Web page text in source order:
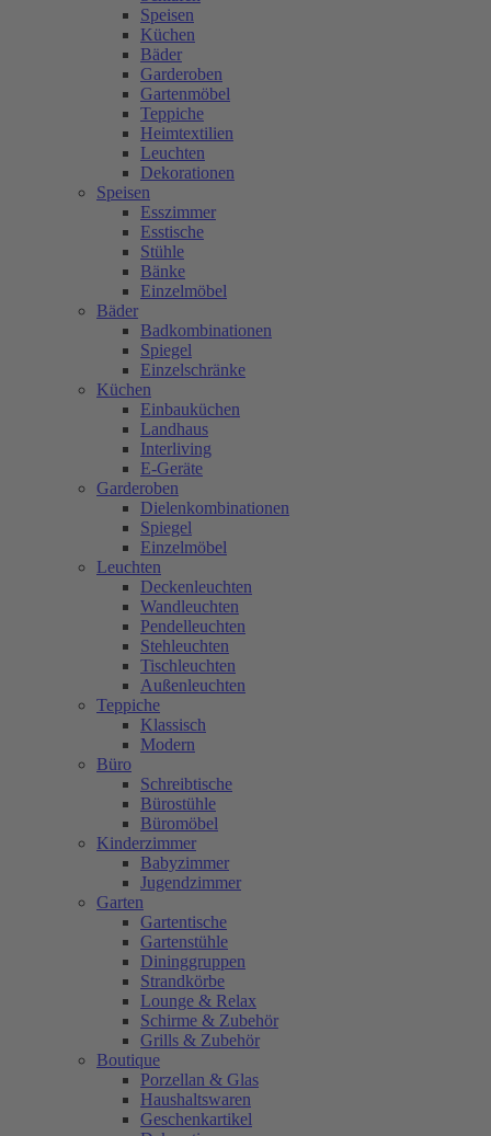
Speisen
Küchen
Bäder
Garderoben
Gartenmöbel
Teppiche
Heimtextilien
Leuchten
Dekorationen
Speisen
Esszimmer
Esstische
Stühle
Bänke
Einzelmöbel
Bäder
Badkombinationen
Spiegel
Einzelschränke
Küchen
Einbauküchen
Landhaus
Interliving
E-Geräte
Garderoben
Dielenkombinationen
Spiegel
Einzelmöbel
Leuchten
Deckenleuchten
Wandleuchten
Pendelleuchten
Stehleuchten
Tischleuchten
Außenleuchten
Teppiche
Klassisch
Modern
Büro
Schreibtische
Bürostühle
Büromöbel
Kinderzimmer
Babyzimmer
Jugendzimmer
Garten
Gartentische
Gartenstühle
Dininggruppen
Strandkörbe
Lounge & Relax
Schirme & Zubehör
Grills & Zubehör
Boutique
Porzellan & Glas
Haushaltswaren
Geschenkartikel